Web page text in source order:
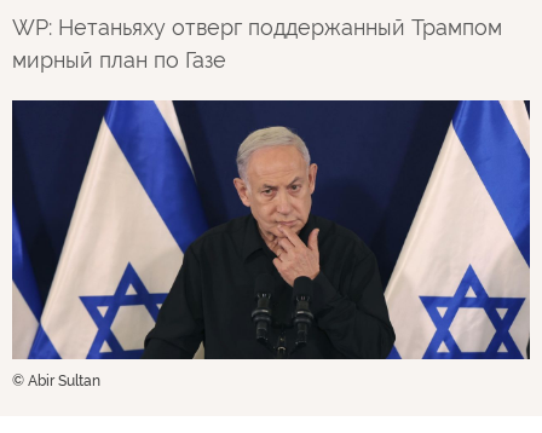
WP: Нетаньяху отверг поддержанный Трампом
мирный план по Газе
© Abir Sultan